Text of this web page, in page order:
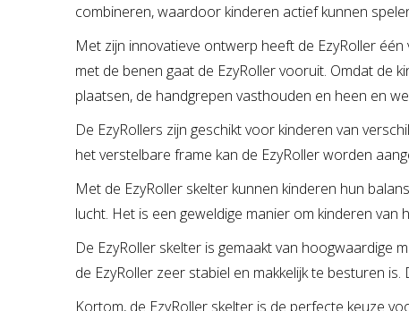
combineren, waardoor kinderen actief kunnen
Met zijn innovatieve ontwerp heeft de EzyRoller
met de benen gaat de EzyRoller vooruit. Omdat de
plaatsen, de handgrepen vasthouden en heen en
De EzyRollers zijn geschikt voor kinderen van
het verstelbare frame kan de EzyRoller worden
Met de EzyRoller skelter kunnen kinderen hun
lucht. Het is een geweldige manier om kinderen
De EzyRoller skelter is gemaakt van hoogwaardige
de EzyRoller zeer stabiel en makkelijk te besturen
Kortom, de EzyRoller skelter is de perfecte keuze